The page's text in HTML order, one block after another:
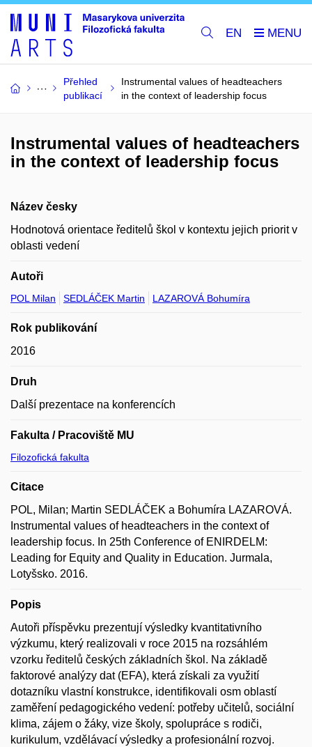
EN
Přehled
publikací
Instrumental values of headteachers
in the context of leadership focus
Instrumental values of headteachers
in the context of leadership focus
Název česky
Hodnotová orientace ředitelů škol v kontextu jejich priorit v
oblasti vedení
Autoři
POL Milan SEDLÁČEK Martin LAZAROVÁ Bohumíra
Rok publikování
2016
Druh
Další prezentace na konferencích
Fakulta / Pracoviště MU
Filozofická fakulta
Citace
POL, Milan; Martin SEDLÁČEK a Bohumíra LAZAROVÁ.
Instrumental values of headteachers in the context of
leadership focus. In 25th Conference of ENIRDELM:
Leading for Equity and Quality in Education. Jurmala,
Lotyšsko. 2016.
Popis
Autoři příspěvku prezentují výsledky kvantitativního
výzkumu, který realizovali v roce 2015 na rozsáhlém
vzorku ředitelů českých základních škol. Na základě
faktorové analýzy dat (EFA), která získali za využití
dotazníku vlastní konstrukce, identifikovali osm oblastí
zaměření pedagogického vedení: potřeby učitelů, sociální
klima, zájem o žáky, vize školy, spolupráce s rodiči,
kurikulum, vzdělávací výsledky a profesionální rozvoj.